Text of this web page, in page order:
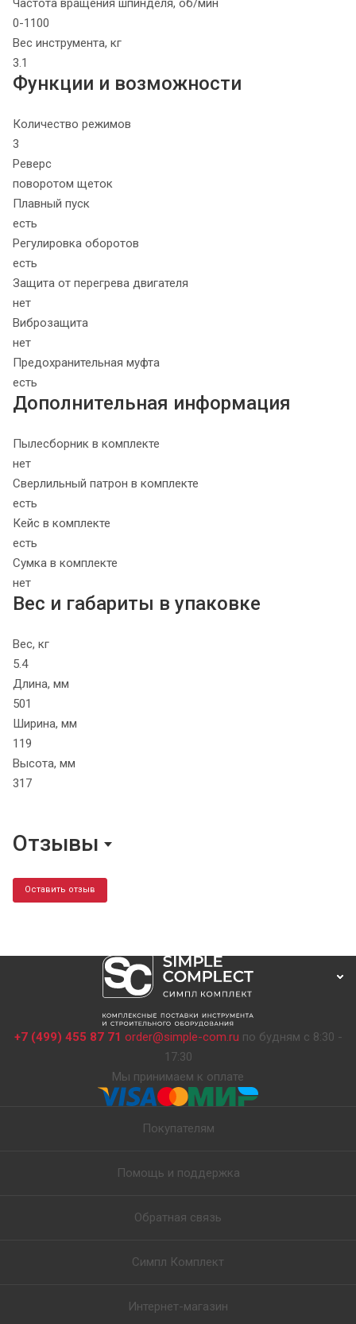
Частота вращения шпинделя, об/мин
0-1100
Вес инструмента, кг
3.1
Функции и возможности
Количество режимов
3
Реверс
поворотом щеток
Плавный пуск
есть
Регулировка оборотов
есть
Защита от перегрева двигателя
нет
Виброзащита
нет
Предохранительная муфта
есть
Дополнительная информация
Пылесборник в комплекте
нет
Сверлильный патрон в комплекте
есть
Кейс в комплекте
есть
Сумка в комплекте
нет
Вес и габариты в упаковке
Вес, кг
5.4
Длина, мм
501
Ширина, мм
119
Высота, мм
317
Отзывы
Оставить отзыв
+7 (499) 455 87 71 order@simple-com.ru по будням с 8:30 -
17:30
Мы принимаем к оплате
Покупателям
Помощь и поддержка
Обратная связь
Симпл Комплект
Интернет-магазин